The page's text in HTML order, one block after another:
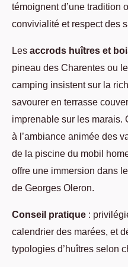
témoignent d’une tradition
convivialité et respect des
Les accrods huîtres et
pineau des Charentes ou
camping insistent sur la
savourer en terrasse
imprenable sur les marais.
à l’ambiance animée des
de la piscine du mobil
offre une immersion dans
de Georges Oleron.
Conseil pratique :
calendrier des marées, et
typologies d’huîtres selon